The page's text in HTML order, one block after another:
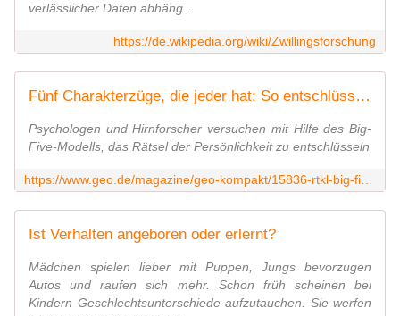
verlässlicher Daten abhäng...
https://de.wikipedia.org/wiki/Zwillingsforschung
Fünf Charakterzüge, die jeder hat: So entschlüsselt die Psychologie unser Wesen
Psychologen und Hirnforscher versuchen mit Hilfe des Big-
Five-Modells, das Rätsel der Persönlichkeit zu entschlüsseln
Ist Verhalten angeboren oder erlernt?
Mädchen spielen lieber mit Puppen, Jungs bevorzugen
Autos und raufen sich mehr. Schon früh scheinen bei
Kindern Geschlechtsunterschiede aufzutauchen. Sie werfen